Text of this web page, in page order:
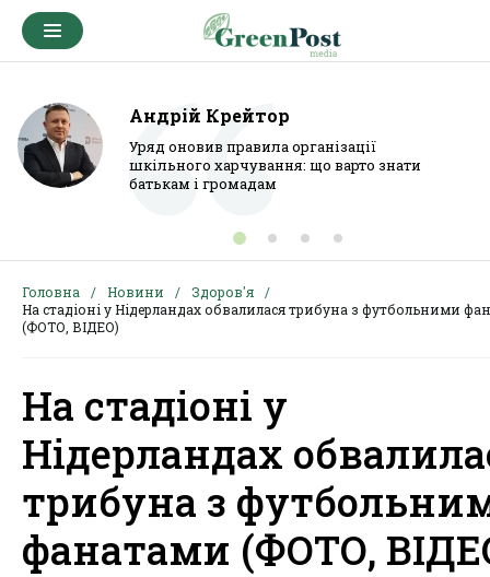
Андрій Крейтор
Уряд оновив правила організації
шкільного харчування: що варто знати
батькам і громадам
Головна Новини
Здоров'я
На стадіоні у Нідерландах обвалилася трибуна з футбольними
(ФОТО, ВІДЕО)
На стадіоні у
Нідерландах
трибуна з
фанатами (ФОТО,